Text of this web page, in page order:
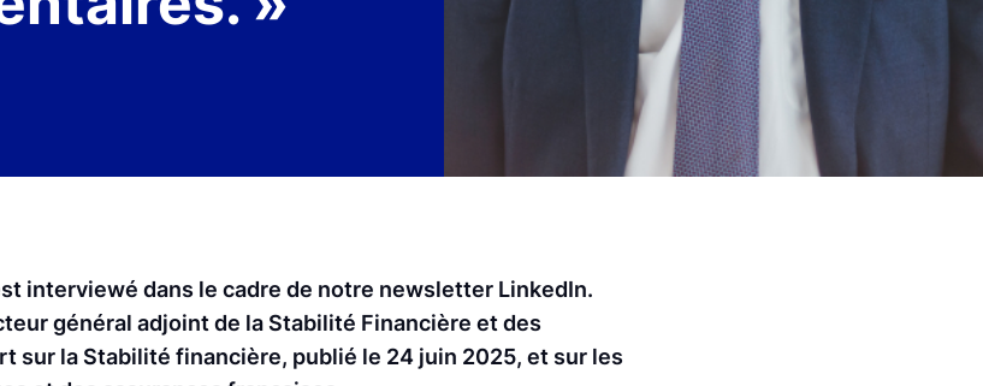
interviewé dans le cadre de notre newsletter LinkedIn.
général adjoint de la Stabilité Financière et des
sur la Stabilité financière, publié le 24 juin 2025, et sur les